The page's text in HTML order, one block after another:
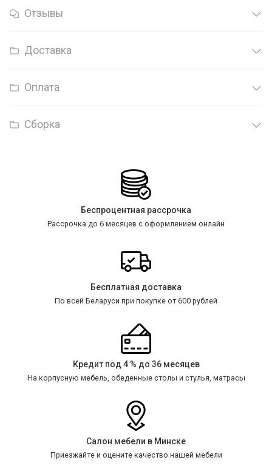
Отзывы
Доставка
Оплата
Сборка
Беспроцентная рассрочка
Рассрочка до 6 месяцев с оформлением онлайн
Бесплатная доставка
По всей Беларуси при покупке от 600 рублей
Кредит под 4 % до 36 месяцев
На корпусную мебель, обеденные столы и стулья, матрасы
Салон мебели в Минске
Приезжайте и оцените качество нашей мебели